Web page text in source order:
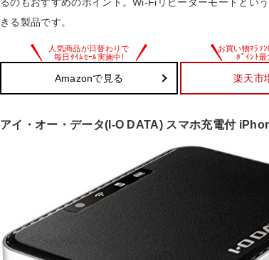
るのもおすすめのポイント。Wi-Fiリピーターモードとい
きる製品です。
Amazonで見る 楽天市
アイ・オー・データ(I-O DATA) スマホ充電付